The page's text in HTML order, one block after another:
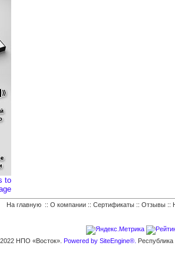
На главную :: О компании :: Сертификаты :: Отзывы ::
НПО «Восток». Powered by SiteEngine®.